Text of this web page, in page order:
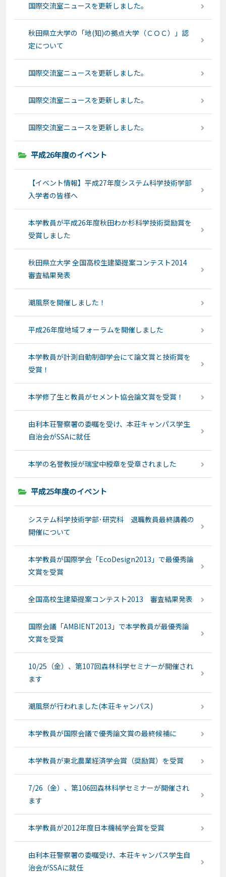
国際交流室ニュースを更新しました。
秋田県立大学の「地(知)の拠点大学（ＣＯＣ）」認
定について
国際交流室ニュースを更新しました。
国際交流室ニュースを更新しました。
国際交流室ニュースを更新しました。
平成26年度のイベント
【イベント情報】平成27年度システム科学技術学部
入学者の皆様へ
本学教員が平成26年度秋田わか杉科学技術奨励賞を
受賞しました
秋田県立大学 全国高校生建築提案コンテスト2014
審査結果発表
潮風祭を開催しました！
平成26年度地域フォーラムを開催しました
本学教員が計測自動制御学会にて論文賞と技術賞を
受賞！
本学修了生と教員がセメント協会論文賞を受賞！
由利本荘警察署の委嘱を受け、本荘キャンパス学生
自治会がSSAに就任
本学の名誉教授が瑞宝中綬章を受章されました
平成25年度のイベント
システム科学技術学部･研究科 退職教員最終講義の
開催について
本学教員が国際学会「EcoDesign2013」で最優秀論
文賞を受賞
全国高校生建築提案コンテスト2013 審査結果発表
国際会議「AMBIENT2013」で本学教員が最優秀論
文賞を受賞
10/25（金）、第107回森林科学セミナーが開催され
ます
潮風祭が行われました(本荘キャンパス)
本学教員が国際会議で優秀論文賞の最終候補に
本学教員が東北農業経済学会賞（奨励賞）を受賞
7/26（金）、第106回森林科学セミナーが開催され
ます
本学教員が2012年度日本機械学会賞を受賞
由利本荘警察署の委嘱受け、本荘キャンパス学生自
治会がSSAに就任